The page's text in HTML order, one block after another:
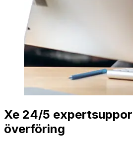
Xe 24/5
överföring